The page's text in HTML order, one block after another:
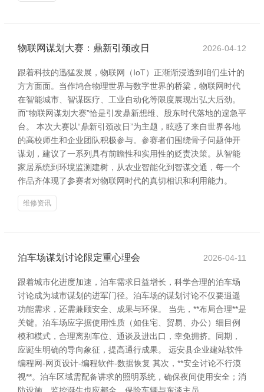
物联网谋划大赛：鼎新引颈改日 2026-04-12
跟着科技的迅猛发展，物联网（IoT）正渐渐浸透到咱们生计的
方方面面。当作鸠合物理世界与数字世界的桥梁，物联网时代
在智能城市、智谋医疗、工业自动化等限度展现出弘大后劲。
而“物联网谋划大赛”恰是引发鼎新想维、股东时代落地的遑急平
台。 本次大赛以“鼎新引颈改日”为主题，眩惑了来自世界各地
的高校师生和企业团队积极参与。参赛者们围绕骨子问题伸开
谋划，建议了一系列具有前瞻性和实用性的贬责决策。从智能
家居系统到环境监测建树，从农业智能化到智谋交通，每一个
作品齐体现了参赛者对物联网时代的真切相识和利用能力。
维修资讯
泊车场谋划讨论限定重心理会 2026-04-11
跟着城市化进度加速，泊车需求日益增长，科学合理的泊车场
讨论成为城市谋划的进军门径。泊车场的谋划讨论不仅要逍遥
功能需求，还需兼顾安全、成果与环保。 当先，**布局合理**是
关键。泊车场应字据使用性质（如住宅、贸易、办公）细目例
模和模式，合理离别车位、通谈及进出口，幸免拥挤。同期，
应诞生明确的导向象征，提高通行成果。 远安县企业建站软件
编程网-网页设计-编程软件-数据恢复 其次，**安全讨论不行漠
视**。泊车区域需配备讲求的照明系统，确保夜间使用安全；消